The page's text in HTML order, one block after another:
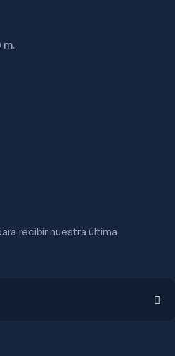
m.
recibir nuestra última